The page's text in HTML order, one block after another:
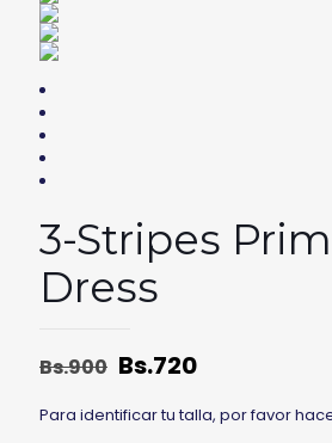
3-Stripes
Dress
Bs.900 Bs.720
Para identificar tu talla, por favor